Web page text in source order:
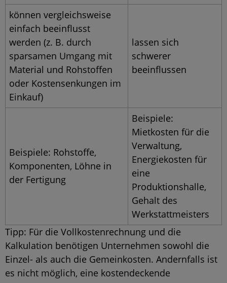
können vergleichsweise
einfach beeinflusst
werden (z. B. durch
sparsamen Umgang mit
Material und Rohstoffen
oder Kostensenkungen im
Einkauf)
lassen sich
schwerer
beeinflussen
Beispiele: Rohstoffe,
Komponenten, Löhne in
der Fertigung
Beispiele:
Mietkosten für die
Verwaltung,
Energiekosten für
eine
Produktionshalle,
Gehalt des
Werkstattmeisters
Tipp: Für die Vollkostenrechnung und die
Kalkulation benötigen Unternehmen sowohl die
Einzel- als auch die Gemeinkosten. Andernfalls ist
es nicht möglich, eine kostendeckende